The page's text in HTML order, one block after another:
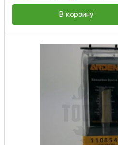
В корзину